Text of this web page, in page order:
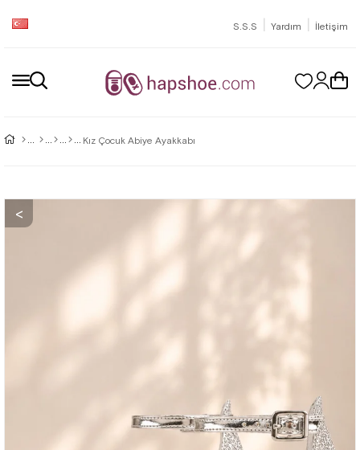
S.S.S | Yardım | İletişim
Kız Çocuk Abiye Ayakkabı